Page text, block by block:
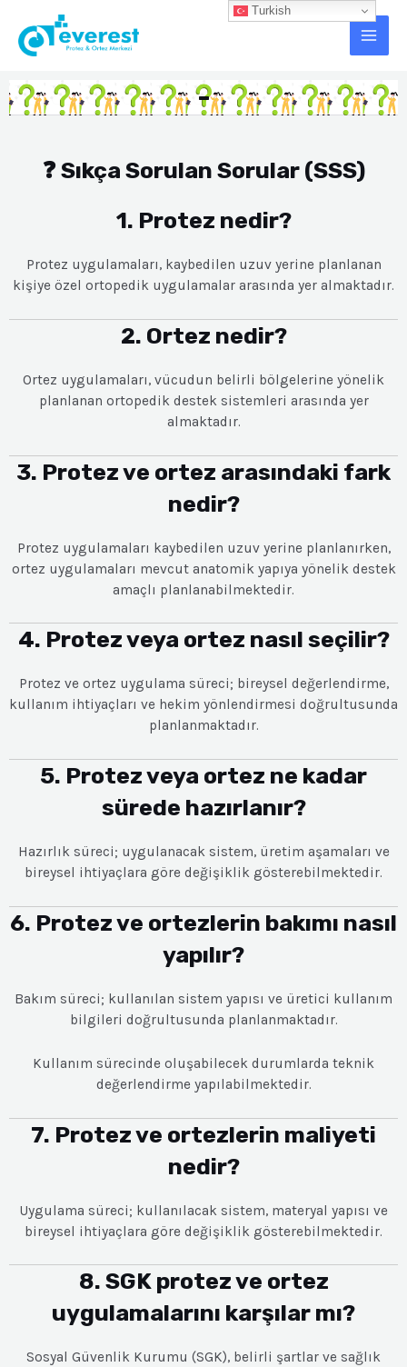
atla
Main
-
❓ Sıkça Sorulan Sorular (SSS)
1. Protez nedir?
Protez uygulamaları, kaybedilen uzuv yerine planlanan
kişiye özel ortopedik uygulamalar arasında yer almaktadır.
2. Ortez nedir?
Ortez uygulamaları, vücudun belirli bölgelerine yönelik
planlanan ortopedik destek sistemleri arasında yer
almaktadır.
3. Protez ve ortez arasındaki fark
nedir?
Protez uygulamaları kaybedilen uzuv yerine planlanırken,
ortez uygulamaları mevcut anatomik yapıya yönelik destek
amaçlı planlanabilmektedir.
4. Protez veya ortez nasıl seçilir?
Protez ve ortez uygulama süreci; bireysel değerlendirme,
kullanım ihtiyaçları ve hekim yönlendirmesi doğrultusunda
planlanmaktadır.
5. Protez veya ortez ne kadar
sürede hazırlanır?
Hazırlık süreci; uygulanacak sistem, üretim aşamaları ve
bireysel ihtiyaçlara göre değişiklik gösterebilmektedir.
6. Protez ve ortezlerin bakımı nasıl
yapılır?
Bakım süreci; kullanılan sistem yapısı ve üretici kullanım
bilgileri doğrultusunda planlanmaktadır.
Kullanım sürecinde oluşabilecek durumlarda teknik
değerlendirme yapılabilmektedir.
7. Protez ve ortezlerin maliyeti
nedir?
Uygulama süreci; kullanılacak sistem, materyal yapısı ve
bireysel ihtiyaçlara göre değişiklik gösterebilmektedir.
8. SGK protez ve ortez
uygulamalarını karşılar mı?
Sosyal Güvenlik Kurumu (SGK), belirli şartlar ve sağlık
Turkish